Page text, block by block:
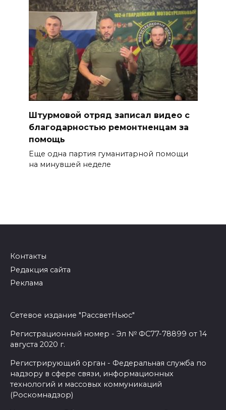
Штурмовой отряд записал видео с
благодарностью ремонтненцам за
помощь
Еще одна партия гуманитарной помощи
на минувшей неделе
Контакты
Редакция сайта
Реклама
Сетевое издание "РассветНьюс"
Регистрационный номер - Эл № ФС77-78899 от 14
августа 2020 г.
Регистрирующий орган - Федеральная служба по
надзору в сфере связи, информационных
технологий и массовых коммуникаций
(Роскомнадзор)